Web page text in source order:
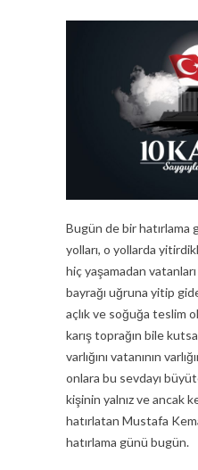
Bugün de bir hatırlama
yolları, o yollarda
hiç yaşamadan
bayrağı uğruna yitip
açlık ve soğuğa teslim
karış toprağın bile
varlığını vatanının
onlara bu sevdayı
kişinin yalnız ve ancak
hatırlatan Mustafa
hatırlama günü bugün.